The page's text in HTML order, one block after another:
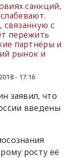
санкций,
с
пережить
партнёры и
рынок и
- 17:16
заявил, что
введены
росту её